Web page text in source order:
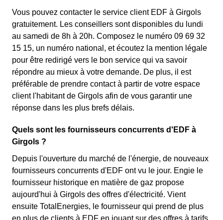
Vous pouvez contacter le service client EDF à Girgols
gratuitement. Les conseillers sont disponibles du lundi
au samedi de 8h à 20h. Composez le numéro 09 69 32
15 15, un numéro national, et écoutez la mention légale
pour être redirigé vers le bon service qui va savoir
répondre au mieux à votre demande. De plus, il est
préférable de prendre contact à partir de votre espace
client l'habitant de Girgols afin de vous garantir une
réponse dans les plus brefs délais.
Quels sont les fournisseurs concurrents d'EDF à
Girgols ?
Depuis l'ouverture du marché de l'énergie, de nouveaux
fournisseurs concurrents d'EDF ont vu le jour. Engie le
fournisseur historique en matière de gaz propose
aujourd'hui à Girgols des offres d'électricité. Vient
ensuite TotalEnergies, le fournisseur qui prend de plus
en plus de clients à EDF en jouant sur des offres à tarifs